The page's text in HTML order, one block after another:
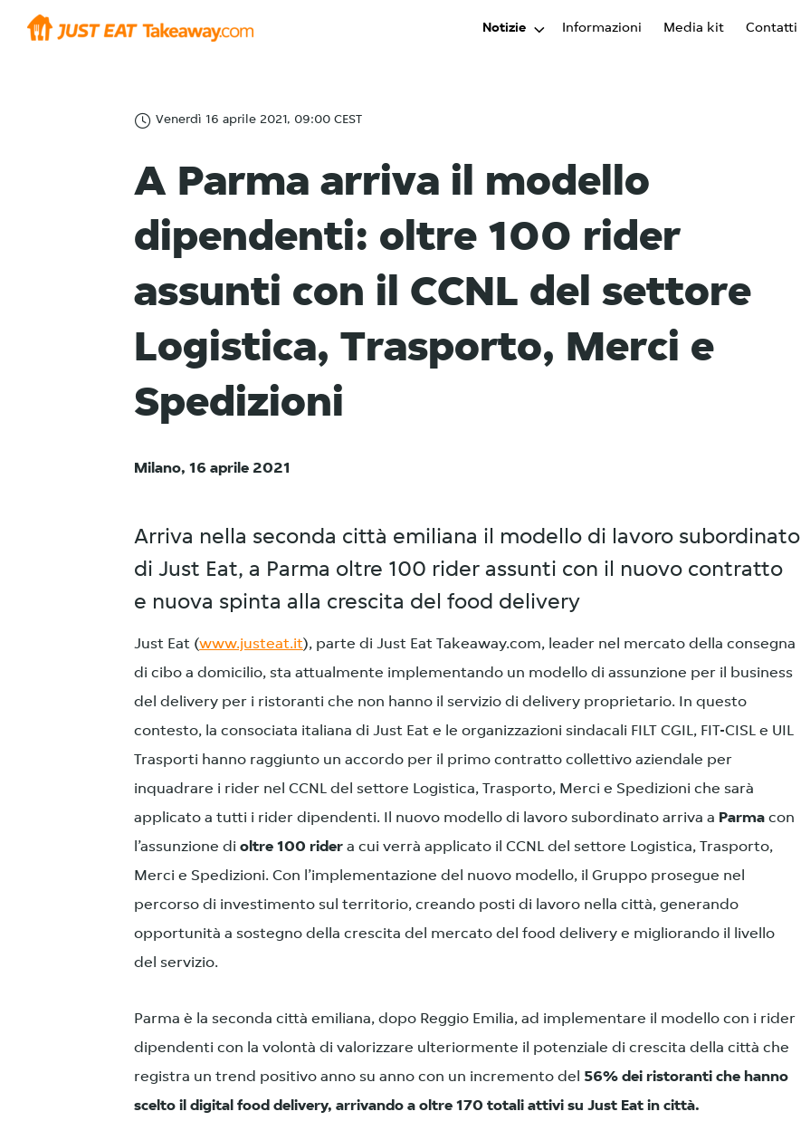
Notizie Informazioni Media kit Contatti
Venerdì 16 aprile 2021, 09:00 CEST
A Parma arriva il modello
dipendenti: oltre 100 rider
assunti con il CCNL del settore
Logistica, Trasporto, Merci e
Spedizioni
Milano, 16 aprile 2021
Arriva nella seconda città emiliana il modello di lavoro subordinato
di Just Eat, a Parma oltre 100 rider assunti con il nuovo contratto
e nuova spinta alla crescita del food delivery
Just Eat (www.justeat.it), parte di Just Eat Takeaway.com, leader nel mercato della consegna
di cibo a domicilio, sta attualmente implementando un modello di assunzione per il business
del delivery per i ristoranti che non hanno il servizio di delivery proprietario. In questo
contesto, la consociata italiana di Just Eat e le organizzazioni sindacali FILT CGIL, FIT-CISL e UIL
Trasporti hanno raggiunto un accordo per il primo contratto collettivo aziendale per
inquadrare i rider nel CCNL del settore Logistica, Trasporto, Merci e Spedizioni che sarà
applicato a tutti i rider dipendenti. Il nuovo modello di lavoro subordinato arriva a Parma con
l’assunzione di oltre 100 rider a cui verrà applicato il CCNL del settore Logistica, Trasporto,
Merci e Spedizioni. Con l’implementazione del nuovo modello, il Gruppo prosegue nel
percorso di investimento sul territorio, creando posti di lavoro nella città, generando
opportunità a sostegno della crescita del mercato del food delivery e migliorando il livello
del servizio.
Parma è la seconda città emiliana, dopo Reggio Emilia, ad implementare il modello con i rider
dipendenti con la volontà di valorizzare ulteriormente il potenziale di crescita della città che
registra un trend positivo anno su anno con un incremento del 56% dei ristoranti che hanno
scelto il digital food delivery, arrivando a oltre 170 totali attivi su Just Eat in città.